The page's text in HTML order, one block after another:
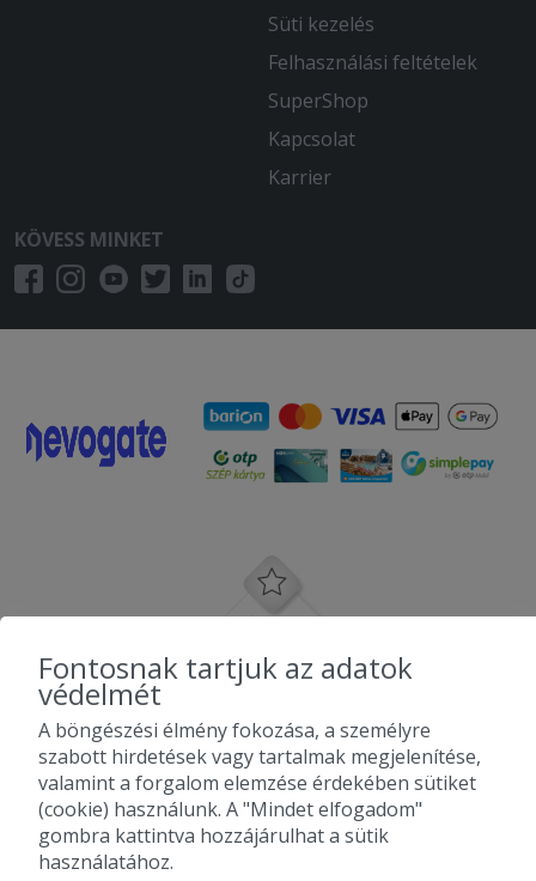
Süti kezelés
Felhasználási feltételek
SuperShop
Kapcsolat
Karrier
KÖVESS MINKET
Fontosnak tartjuk az adatok
védelmét
A böngészési élmény fokozása, a személyre
szabott hirdetések vagy tartalmak megjelenítése,
valamint a forgalom elemzése érdekében sütiket
(cookie) használunk. A "Mindet elfogadom"
gombra kattintva hozzájárulhat a sütik
használatához.